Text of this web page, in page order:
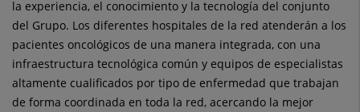
la experiencia, el conocimiento y la tecnología del conjunto
del Grupo. Los diferentes hospitales de la red atenderán a los
pacientes oncológicos de una manera integrada, con una
infraestructura tecnológica común y equipos de especialistas
altamente cualificados por tipo de enfermedad que trabajan
de forma coordinada en toda la red, acercando la mejor